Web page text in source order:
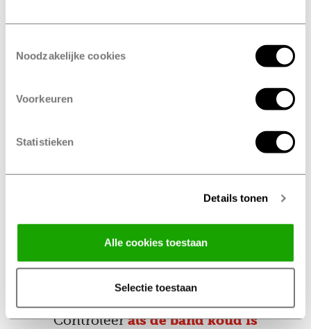
Noodzakelijke cookies
Voorkeuren
Statistieken
Details tonen
Alle cookies toestaan
Selectie toestaan
Steeds meer auto’s hebben een waarschuwingslampje
en eventuele schade.
Reserveband
Check ook de spanning van je reserveband. Zodat je bij
pech niet voor vervelende verrassingen komt te staan.
Controleerals de band koud is